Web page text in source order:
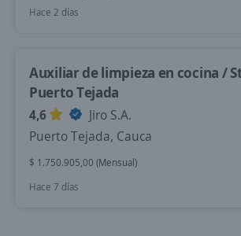
Hace 2 días
Auxiliar de limpieza en cocina /
Puerto Tejada
4,6
Jiro S.A.
Puerto Tejada, Cauca
$ 1.750.905,00 (Mensual)
Hace 7 días